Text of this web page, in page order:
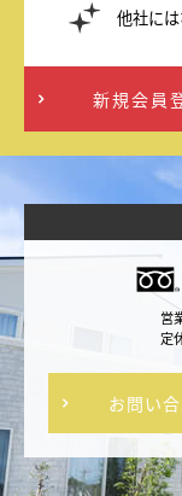
他社に
新規会員
営
定
お問い